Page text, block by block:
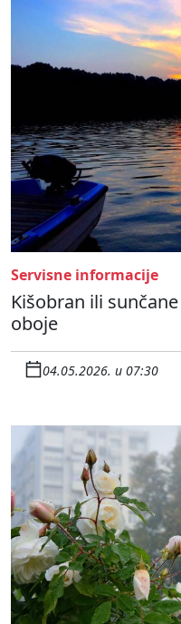
Servisne informacije
Kišobran ili
oboje
04.05.2026. u 07:30